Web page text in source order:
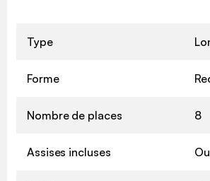
Type
Forme
Nombre de places 8
Assises incluses